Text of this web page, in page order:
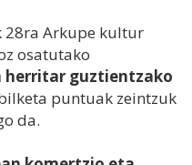
28ra Arkupe kultur
osatutako
herritar guztientzako
puntuak zeintzuk
da.